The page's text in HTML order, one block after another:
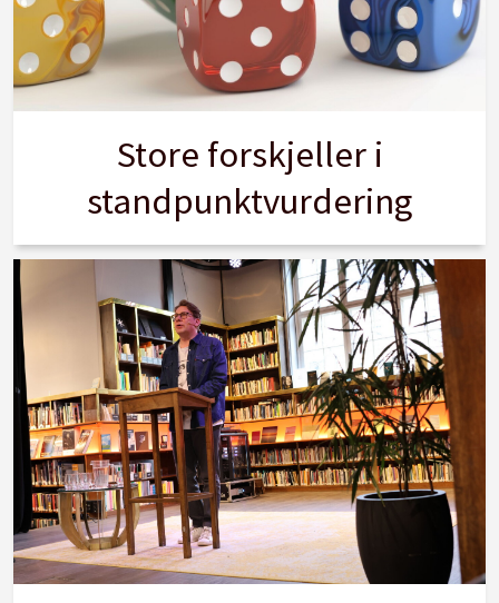
(Jente, har hatt to alternerende mareritt ca. 2
ganger per uke i 4 år).
Store forskjeller i
standpunktvurdering